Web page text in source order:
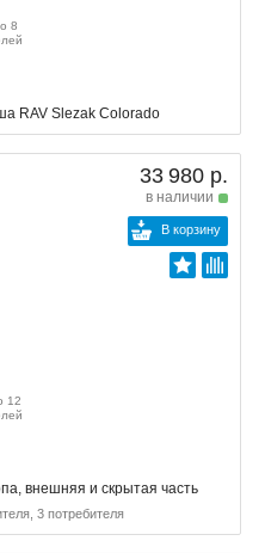
8
RAV Slezak Colorado
33 980 р.
в наличии
В корзину
12
внешняя и скрытая часть
3 потребителя